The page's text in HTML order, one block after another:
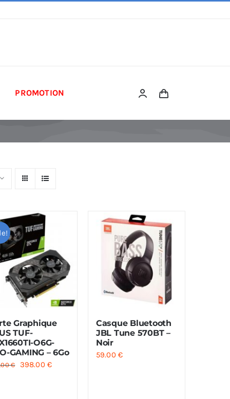
PROMOTION
Graphique
TUF-
O6G-
GAMING – 6Go
€
Le
398.00€Le
Casque Bluetooth
JBL Tune 570BT –
Noir
59.00€